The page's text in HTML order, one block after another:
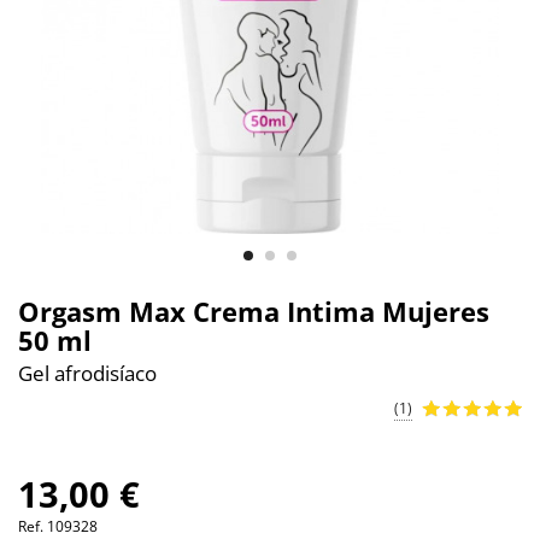
Orgasm Max Crema Intima Mujeres
50 ml
Gel afrodisíaco
(1)
13,00 €
Ref. 109328